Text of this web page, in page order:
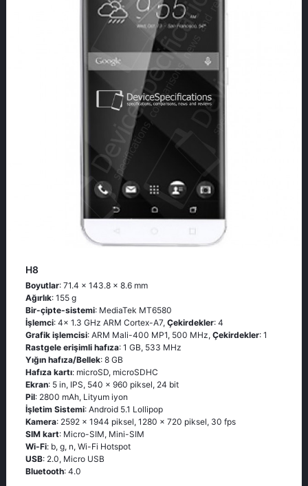
H8
Boyutlar: 71.4 x 143.8 x 8.6 mm
Ağırlık: 155 g
Bir-çipte-sistemi: MediaTek MT6580
İşlemci: 4x 1.3 GHz ARM Cortex-A7, Çekirdekler: 4
Grafik işlemcisi: ARM Mali-400 MP1, 500 MHz, Çekirdekler: 1
Rastgele erişimli hafıza: 1 GB, 533 MHz
Yığın hafıza/Bellek: 8 GB
Hafıza kartı: microSD, microSDHC
Ekran: 5 in, IPS, 540 x 960 piksel, 24 bit
Pil: 2800 mAh, Lityum iyon
İşletim Sistemi: Android 5.1 Lollipop
Kamera: 2592 x 1944 piksel, 1280 x 720 piksel, 30 fps
SIM kart: Micro-SIM, Mini-SIM
Wi-Fi: b, g, n, Wi-Fi Hotspot
USB: 2.0, Micro USB
Bluetooth: 4.0